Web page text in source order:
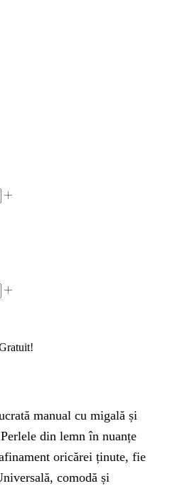
manual cu migală și
din lemn în nuanțe
oricărei ținute, fie
comodă și